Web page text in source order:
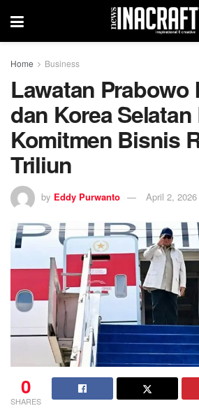
Home Business
Lawatan Prabowo
dan Korea Selatan
Komitmen Bisnis
Triliun
by Eddy Purwanto April 2, 2026
0
SHARES